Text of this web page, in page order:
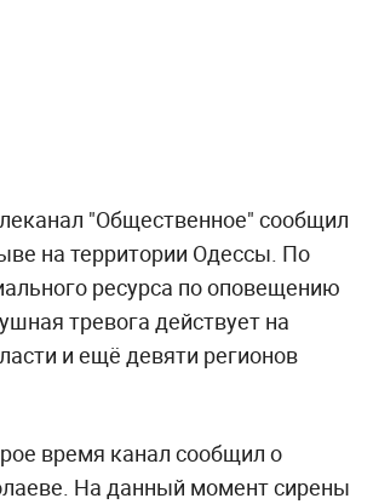
"Общественное" сообщил
на территории Одессы. По
ресурса по оповещению
тревога действует на
и ещё девяти регионов
время канал сообщил о
На данный момент сирены